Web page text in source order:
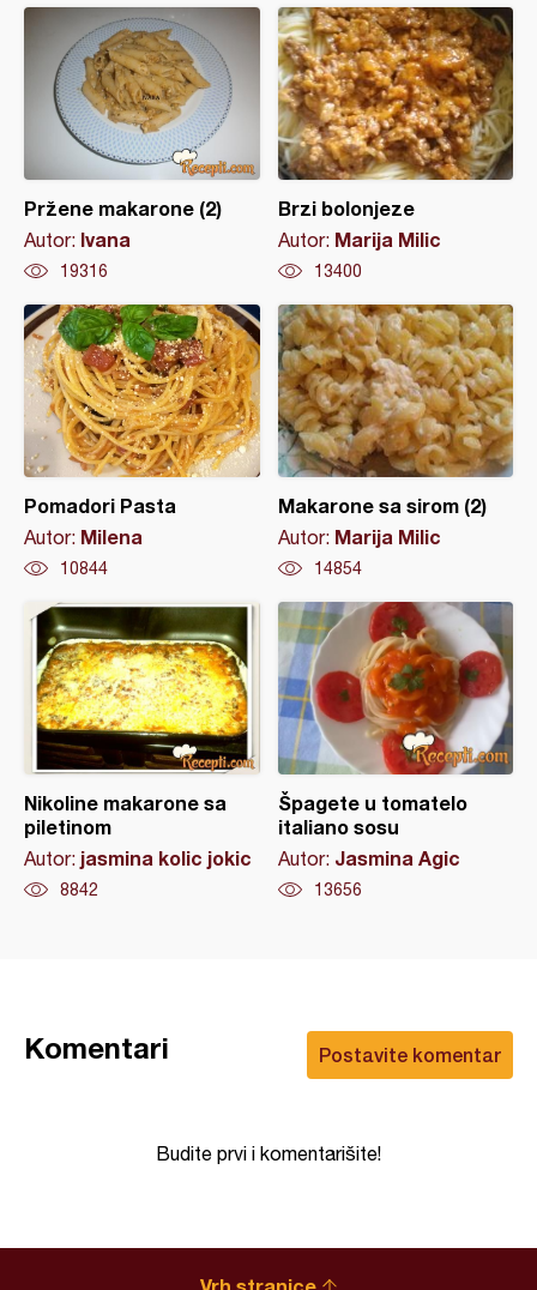
Pržene makarone (2)
Autor: Ivana
19316
Brzi bolonjeze
Autor: Marija Milic
13400
Pomadori Pasta
Autor: Milena
10844
Makarone sa sirom (2)
Autor: Marija Milic
14854
Nikoline makarone sa
piletinom
Autor: jasmina kolic jokic
8842
Špagete u tomatelo
italiano sosu
Autor: Jasmina Agic
13656
Postavite komentar
Komentari
Budite prvi i komentarišite!